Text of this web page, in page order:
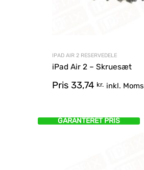
IPAD AIR 2 RESERVEDELE
iPad Air 2 – Skruesæt
Pris 33,74 kr. inkl. Moms
GARANTERET PRIS